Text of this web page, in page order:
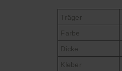
Träger
Farbe
Dicke
Kleber